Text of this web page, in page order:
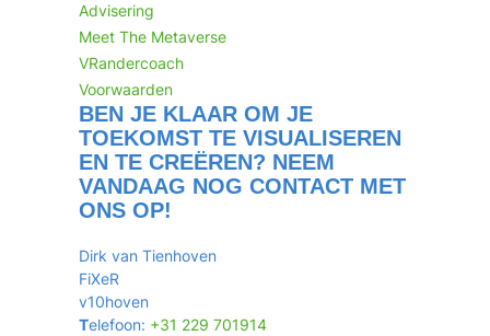
Advisering
Meet The Metaverse
VRandercoach
Voorwaarden
BEN JE KLAAR OM JE
TOEKOMST TE VISUALISEREN
EN TE CREËREN? NEEM
VANDAAG NOG CONTACT MET
ONS OP!
Dirk van Tienhoven
FiXeR
v10hoven
Telefoon: +31 229 701914